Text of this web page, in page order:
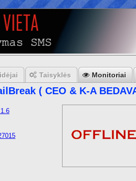
Taisyklės Monitoriai
( CEO & K-A